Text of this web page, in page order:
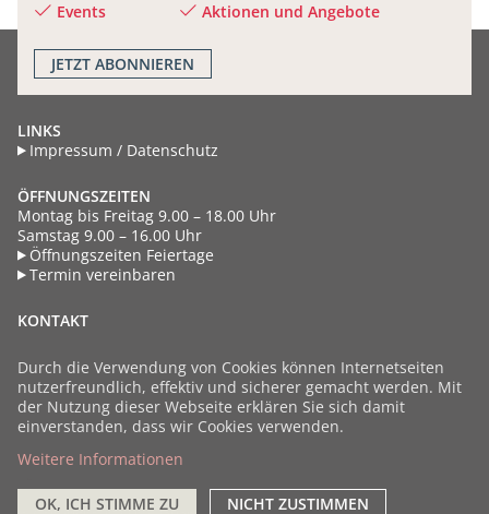
Events
Aktionen und Angebote
JETZT ABONNIEREN
LINKS
Impressum / Datenschutz
ÖFFNUNGSZEITEN
Montag bis Freitag 9.00 – 18.00 Uhr
Samstag 9.00 – 16.00 Uhr
Öffnungszeiten Feiertage
Termin vereinbaren
KONTAKT
CH - 8604 Volketswil
Schweiz
+41 44 908 55 77
info@bauarena.ch
FacebookInstagram
YoutubeLinkedIn
Durch die Verwendung von Cookies können Internetseiten
nutzerfreundlich, effektiv und sicherer gemacht werden. Mit
der Nutzung dieser Webseite erklären Sie sich damit
einverstanden, dass wir Cookies verwenden.
Weitere Informationen
OK, ICH STIMME ZU NICHT ZUSTIMMEN